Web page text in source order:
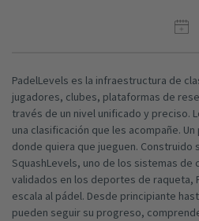
PadelLevels es la infraestructura de
jugadores, clubes, plataformas de
través de un nivel unificado y preciso.
una clasificación que les acompañe.
donde quiera que jueguen. Construido
SquashLevels, uno de los sistemas de
validados en los deportes de raqueta,
escala al pádel. Desde principiante
pueden seguir su progreso,